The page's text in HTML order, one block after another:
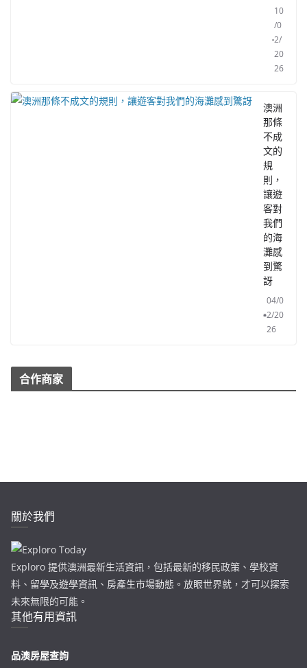
10
/0
2/
20
26
澳洲
那條
不成
文的
規
則，
讓遊
客對
我們
的海
灘感
到驚
訝
04/0
2/20
26
合作商家
關於我們
Exploro 提供澳洲最新生活資訊，包括最新的移民政策、學校資
料、留學及遊學資訊、房產生市場動態。放眼世界就，才可以探索
未來無限的可能。
其他有用資訊
品澳房屋查詢